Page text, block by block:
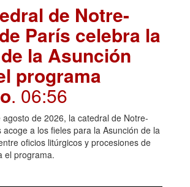
de Notre-
París celebra la
la Asunción
programa
. 06:56
agosto de 2026, la catedral de Notre-
acoge a los fieles para la Asunción de la
oficios litúrgicos y procesiones de
el programa.